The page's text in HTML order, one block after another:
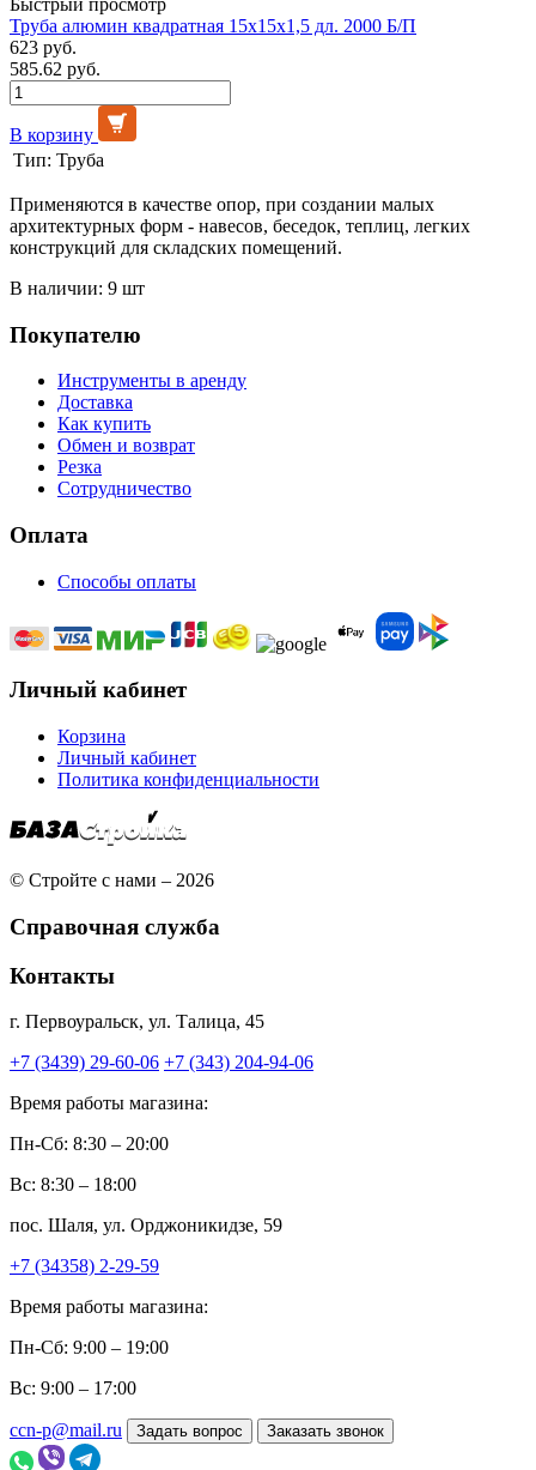
Труба алюмин квадратная 15х15х1,5 дл. 2000 Б/П
623 руб.
585.62 руб.
В корзину
Тип: Труба
Применяются в качестве опор, при создании малых
архитектурных форм - навесов, беседок, теплиц, легких
конструкций для складских помещений.
В наличии: 9 шт
Покупателю
Инструменты в аренду
Доставка
Как купить
Обмен и возврат
Резка
Сотрудничество
Оплата
Способы оплаты
Личный кабинет
Корзина
Личный кабинет
Политика конфиденциальности
© Стройте с нами – 2026
Справочная служба
Контакты
г. Первоуральск, ул. Талица, 45
+7 (3439) 29-60-06 +7 (343) 204-94-06
Время работы магазина:
Пн-Сб: 8:30 – 20:00
Вс: 8:30 – 18:00
пос. Шаля, ул. Орджоникидзе, 59
+7 (34358) 2-29-59
Время работы магазина:
Пн-Сб: 9:00 – 19:00
Вс: 9:00 – 17:00
ccn-p@mail.ru Задать вопрос Заказать звонок